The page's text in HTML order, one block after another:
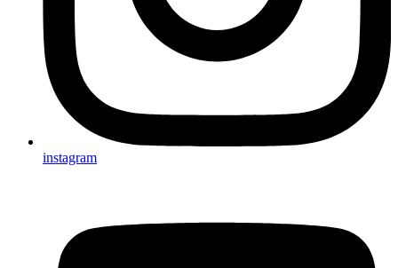
instagram